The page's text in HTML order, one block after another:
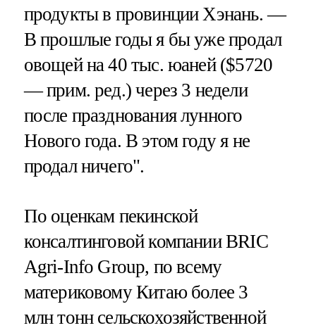
продукты в провинции Хэнань. —
В прошлые годы я бы уже продал
овощей на 40 тыс. юаней ($5720
— прим. ред.) через 3 недели
после празднования лунного
Нового года. В этом году я не
продал ничего".
По оценкам пекинской
консалтинговой компании BRIC
Agri-Info Group, по всему
материковому Китаю более 3
млн тонн сельскохозяйственной